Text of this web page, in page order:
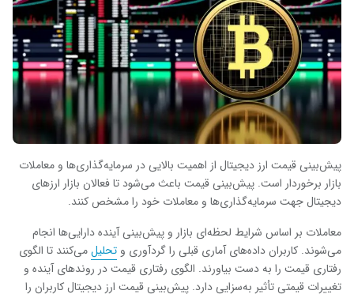
پیش‌بینی قیمت ارز دیجیتال از اهمیت بالایی در سرمایه‌گذاری‌ها و معاملات
بازار برخوردار است. پیش‌بینی قیمت باعث می‌شود تا فعالان بازار ارزهای
دیجیتال جهت‌ سرمایه‌گذاری‌ها و معاملات خود را مشخص کنند.
معاملات بر اساس شرایط لحظه‌ای بازار و پیش‌بینی آینده دارایی‌ها انجام
می‌شوند. کاربران داده‌های آماری قبلی را گردآوری و تحلیلمی‌کنند تا الگوی
رفتاری قیمت را به دست بیاورند. الگوی رفتاری قیمت در روندهای آینده و
تغییرات قیمتی تأثیر به‌سزایی دارد. پیش‌بینی قیمت ارز دیجیتال کاربران را